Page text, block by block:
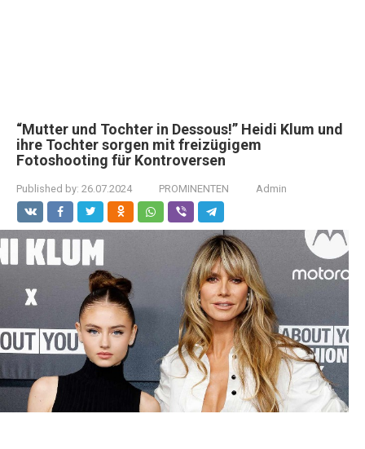
“Mutter und Tochter in Dessous!” Heidi Klum und
ihre Tochter sorgen mit freizügigem
Fotoshooting für Kontroversen
Published by: 26.07.2024 PROMINENTEN Admin